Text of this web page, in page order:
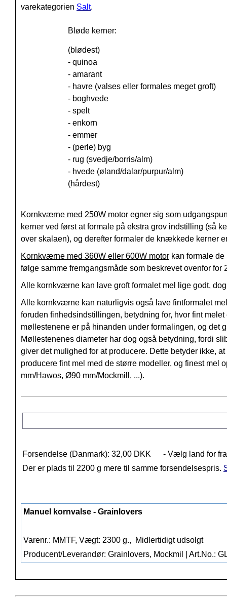
varekategorien Salt.
Bløde kerner:
(blødest)
- quinoa
- amarant
- havre (valses eller formales meget groft)
- boghvede
- spelt
- enkorn
- emmer
- (perle) byg
- rug (svedje/borris/alm)
- hvede (øland/dalar/purpur/alm)
(hårdest)
Kornkværne med 250W motor egner sig som
kerner ved først at formale på ekstra grov indstilling (så
over skalaen), og derefter formaler de knækkede kerner
Kornkværne med 360W eller 600W motor kan formale
følge samme fremgangsmåde som beskrevet ovenfor for
Alle kornkværne kan lave groft formalet mel lige godt,
Alle kornkværne kan naturligvis også lave fintformalet
foruden finhedsindstillingen, betydning for, hvor fint
møllestenene er på hinanden under formalingen, og det
Møllestenenes diameter har dog også betydning, fordi
giver det mulighed for at producere. Dette betyder ikke,
producere fint mel med de større modeller, og finest
mm/Hawos, Ø90 mm/Mockmill, ...).
Forsendelse (Danmark): 32,00 DKK
- Vælg land for
Der er plads til 2200 g mere til samme forsendelsespris.
Manuel kornvalse - Grainlovers
Varenr.: MMTF, Vægt: 2300 g.,
Midlertidigt udsolgt
Producent/Leverandør: Grainlovers, Mockmil | Art.No.: